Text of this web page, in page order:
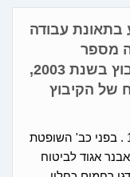
בתאונת עבודה
מספר
מאצבעות ידו. אחרי הפרטת הקיבוץ בשנת 2003,
של הקיבוץ
בית משפט השלום בחיפה. ת''א 14468-04 . בפני כב' השופטת
אגוד לביטוח